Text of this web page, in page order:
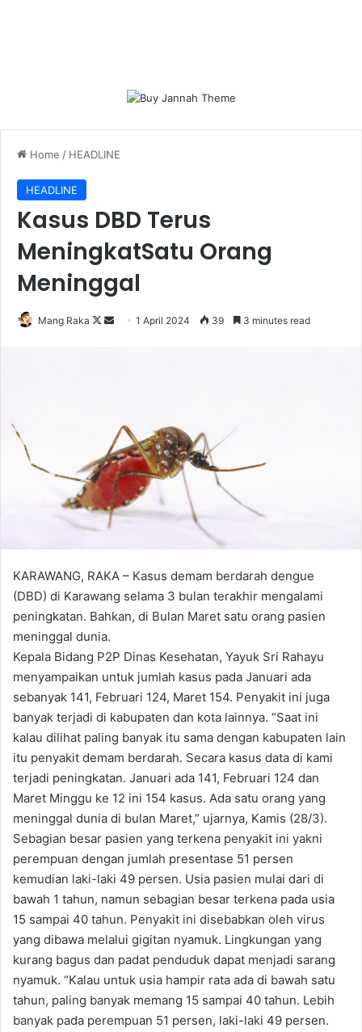
Home / HEADLINE
HEADLINE
Kasus DBD Terus
MeningkatSatu Orang
Meninggal
Mang Raka
Follow
Send1 April 2024 39 3 minutes read
KARAWANG, RAKA – Kasus demam berdarah dengue
(DBD) di Karawang selama 3 bulan terakhir mengalami
peningkatan. Bahkan, di Bulan Maret satu orang pasien
meninggal dunia.
Kepala Bidang P2P Dinas Kesehatan, Yayuk Sri Rahayu
menyampaikan untuk jumlah kasus pada Januari ada
sebanyak 141, Februari 124, Maret 154. Penyakit ini juga
banyak terjadi di kabupaten dan kota lainnya. “Saat ini
kalau dilihat paling banyak itu sama dengan kabupaten lain
itu penyakit demam berdarah. Secara kasus data di kami
terjadi peningkatan. Januari ada 141, Februari 124 dan
Maret Minggu ke 12 ini 154 kasus. Ada satu orang yang
meninggal dunia di bulan Maret,” ujarnya, Kamis (28/3).
Sebagian besar pasien yang terkena penyakit ini yakni
perempuan dengan jumlah presentase 51 persen
kemudian laki-laki 49 persen. Usia pasien mulai dari di
bawah 1 tahun, namun sebagian besar terkena pada usia
15 sampai 40 tahun. Penyakit ini disebabkan oleh virus
yang dibawa melalui gigitan nyamuk. Lingkungan yang
kurang bagus dan padat penduduk dapat menjadi sarang
nyamuk. “Kalau untuk usia hampir rata ada di bawah satu
tahun, paling banyak memang 15 sampai 40 tahun. Lebih
banyak pada perempuan 51 persen, laki-laki 49 persen.